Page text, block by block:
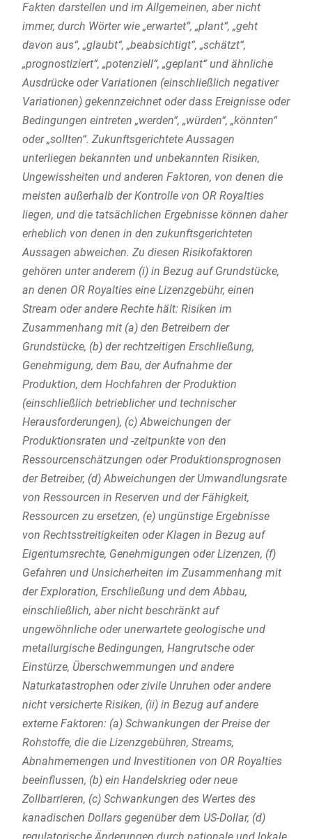
Fakten darstellen und im Allgemeinen, aber nicht
immer, durch Wörter wie „erwartet“, „plant“, „geht
davon aus“, „glaubt“, „beabsichtigt“, „schätzt“,
„prognostiziert“, „potenziell“, „geplant“ und ähnliche
Ausdrücke oder Variationen (einschließlich negativer
Variationen) gekennzeichnet oder dass Ereignisse oder
Bedingungen eintreten „werden“, „würden“, „könnten“
oder „sollten“. Zukunftsgerichtete Aussagen
unterliegen bekannten und unbekannten Risiken,
Ungewissheiten und anderen Faktoren, von denen die
meisten außerhalb der Kontrolle von OR Royalties
liegen, und die tatsächlichen Ergebnisse können daher
erheblich von denen in den zukunftsgerichteten
Aussagen abweichen. Zu diesen Risikofaktoren
gehören unter anderem (i) in Bezug auf Grundstücke,
an denen OR Royalties eine Lizenzgebühr, einen
Stream oder andere Rechte hält: Risiken im
Zusammenhang mit (a) den Betreibern der
Grundstücke, (b) der rechtzeitigen Erschließung,
Genehmigung, dem Bau, der Aufnahme der
Produktion, dem Hochfahren der Produktion
(einschließlich betrieblicher und technischer
Herausforderungen), (c) Abweichungen der
Produktionsraten und -zeitpunkte von den
Ressourcenschätzungen oder Produktionsprognosen
der Betreiber, (d) Abweichungen der Umwandlungsrate
von Ressourcen in Reserven und der Fähigkeit,
Ressourcen zu ersetzen, (e) ungünstige Ergebnisse
von Rechtsstreitigkeiten oder Klagen in Bezug auf
Eigentumsrechte, Genehmigungen oder Lizenzen, (f)
Gefahren und Unsicherheiten im Zusammenhang mit
der Exploration, Erschließung und dem Abbau,
einschließlich, aber nicht beschränkt auf
ungewöhnliche oder unerwartete geologische und
metallurgische Bedingungen, Hangrutsche oder
Einstürze, Überschwemmungen und andere
Naturkatastrophen oder zivile Unruhen oder andere
nicht versicherte Risiken, (ii) in Bezug auf andere
externe Faktoren: (a) Schwankungen der Preise der
Rohstoffe, die die Lizenzgebühren, Streams,
Abnahmemengen und Investitionen von OR Royalties
beeinflussen, (b) ein Handelskrieg oder neue
Zollbarrieren, (c) Schwankungen des Wertes des
kanadischen Dollars gegenüber dem US-Dollar, (d)